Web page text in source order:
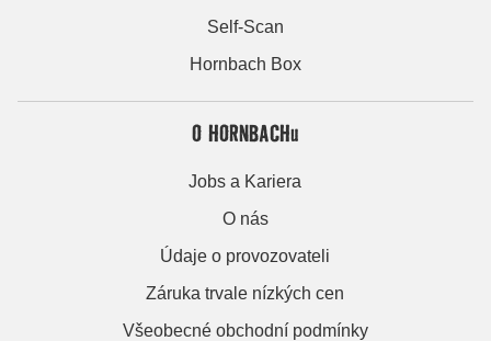
Self-Scan
Hornbach Box
O HORNBACHu
Jobs a Kariera
O nás
Údaje o provozovateli
Záruka trvale nízkých cen
Všeobecné obchodní podmínky